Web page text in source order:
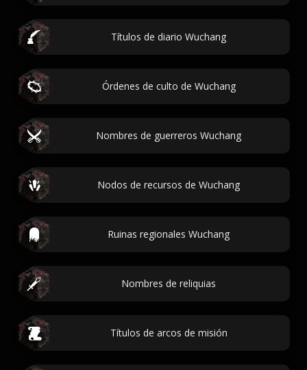
Títulos de diario Wuchang
Órdenes de culto de Wuchang
Nombres de guerreros Wuchang
Nodos de recursos de Wuchang
Ruinas regionales Wuchang
Nombres de reliquias
Títulos de arcos de misión